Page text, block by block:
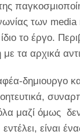
της
των media
το έργο.
τα αρχικά
δημιουργο
μαζί όμως
είναι